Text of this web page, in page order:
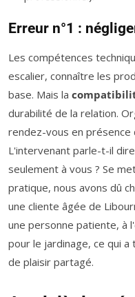
Erreur n°1 :
Les compétences
escalier, connaître les
base. Mais la
durabilité de la relation.
rendez-vous en présence
L'intervenant parle-t-il
seulement à vous ? Se
pratique, nous avons dû
une cliente âgée de
une personne patiente, à
pour le jardinage, ce qui
de plaisir partagé.